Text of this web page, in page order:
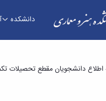
دانشکده
رسانی
اطلاع دانشجویان مقطع تحصیلات